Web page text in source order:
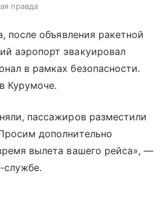
правда
после объявления ракетной
аэропорт эвакуировал
в рамках безопасности.
Курумоче.
пассажиров разместили
дополнительно
вылета вашего рейса», —
службе.